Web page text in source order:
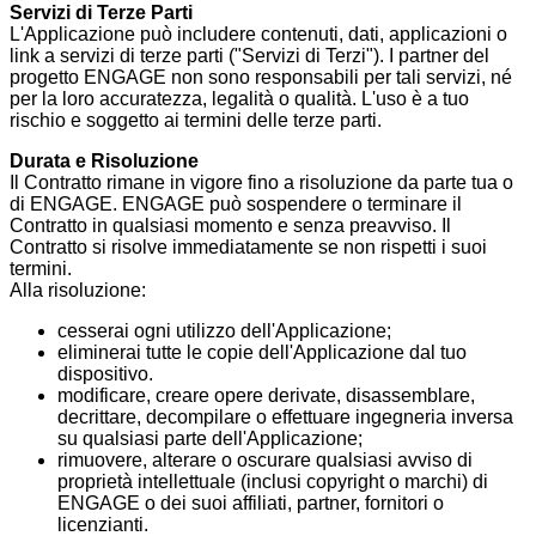
Servizi di Terze Parti
L'Applicazione può includere contenuti, dati, applicazioni o
link a servizi di terze parti ("Servizi di Terzi"). I partner del
progetto ENGAGE non sono responsabili per tali servizi, né
per la loro accuratezza, legalità o qualità. L'uso è a tuo
rischio e soggetto ai termini delle terze parti.
Durata e Risoluzione
Il Contratto rimane in vigore fino a risoluzione da parte tua o
di ENGAGE. ENGAGE può sospendere o terminare il
Contratto in qualsiasi momento e senza preavviso. Il
Contratto si risolve immediatamente se non rispetti i suoi
termini.
Alla risoluzione:
cesserai ogni utilizzo dell'Applicazione;
eliminerai tutte le copie dell'Applicazione dal tuo
dispositivo.
modificare, creare opere derivate, disassemblare,
decrittare, decompilare o effettuare ingegneria inversa
su qualsiasi parte dell'Applicazione;
rimuovere, alterare o oscurare qualsiasi avviso di
proprietà intellettuale (inclusi copyright o marchi) di
ENGAGE o dei suoi affiliati, partner, fornitori o
licenzianti.